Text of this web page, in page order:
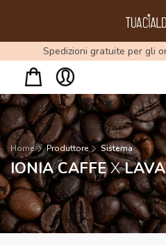
Spedizioni gratuite per gli
Home Produttore Sistema
IONIA CAFFEX